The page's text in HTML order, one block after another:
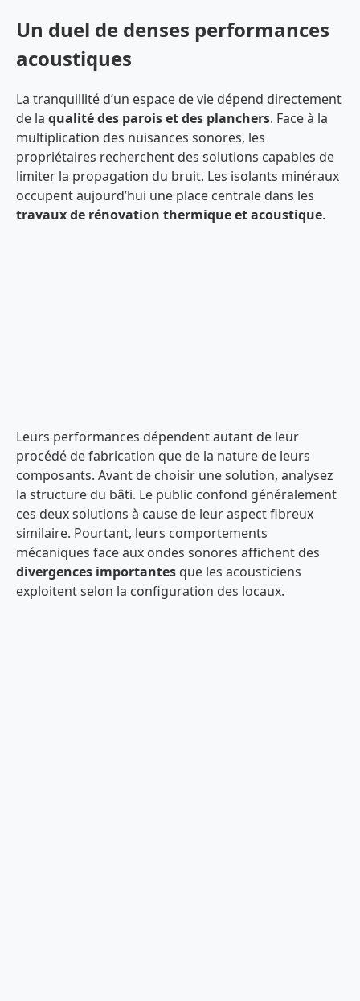
Un duel de denses performances
acoustiques
La tranquillité d’un espace de vie dépend directement
de la qualité des parois et des planchers. Face à la
multiplication des nuisances sonores, les
propriétaires recherchent des solutions capables de
limiter la propagation du bruit. Les isolants minéraux
occupent aujourd’hui une place centrale dans les
travaux de rénovation thermique et acoustique.
Leurs performances dépendent autant de leur
procédé de fabrication que de la nature de leurs
composants. Avant de choisir une solution, analysez
la structure du bâti. Le public confond généralement
ces deux solutions à cause de leur aspect fibreux
similaire. Pourtant, leurs comportements
mécaniques face aux ondes sonores affichent des
divergences importantes que les acousticiens
exploitent selon la configuration des locaux.